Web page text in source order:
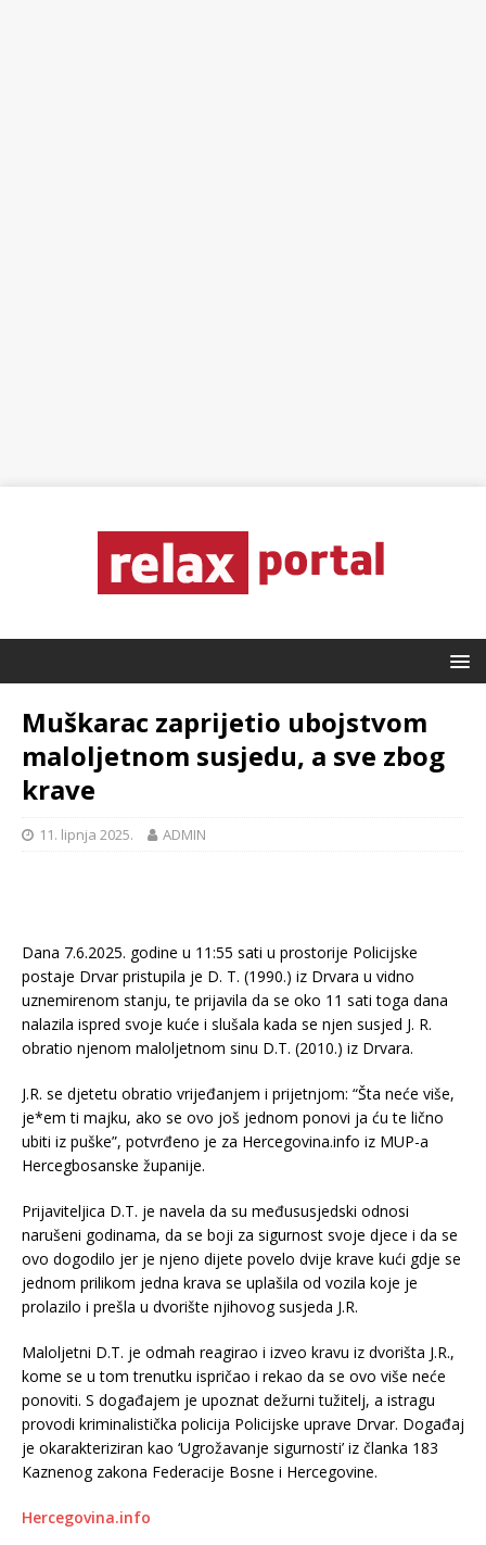
Muškarac zaprijetio ubojstvom
maloljetnom susjedu, a sve zbog
krave
11. lipnja 2025. ADMIN
Dana 7.6.2025. godine u 11:55 sati u prostorije Policijske
postaje Drvar pristupila je D. T. (1990.) iz Drvara u vidno
uznemirenom stanju, te prijavila da se oko 11 sati toga dana
nalazila ispred svoje kuće i slušala kada se njen susjed J. R.
obratio njenom maloljetnom sinu D.T. (2010.) iz Drvara.
J.R. se djetetu obratio vrijeđanjem i prijetnjom: “Šta neće više,
je*em ti majku, ako se ovo još jednom ponovi ja ću te lično
ubiti iz puške”, potvrđeno je za Hercegovina.info iz MUP-a
Hercegbosanske županije.
Prijaviteljica D.T. je navela da su međususjedski odnosi
narušeni godinama, da se boji za sigurnost svoje djece i da se
ovo dogodilo jer je njeno dijete povelo dvije krave kući gdje se
jednom prilikom jedna krava se uplašila od vozila koje je
prolazilo i prešla u dvorište njihovog susjeda J.R.
Maloljetni D.T. je odmah reagirao i izveo kravu iz dvorišta J.R.,
kome se u tom trenutku ispričao i rekao da se ovo više neće
ponoviti. S događajem je upoznat dežurni tužitelj, a istragu
provodi kriminalistička policija Policijske uprave Drvar. Događaj
je okarakteriziran kao ‘Ugrožavanje sigurnosti’ iz članka 183
Kaznenog zakona Federacije Bosne i Hercegovine.
Hercegovina.info